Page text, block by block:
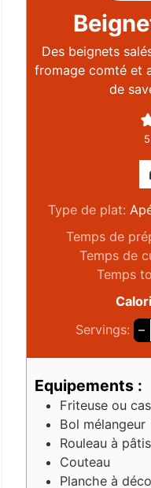
Des beignets
fromage comté et
de
5
Type de plat:
Temps de
Temps de
Temps
Servings: –
Equipements :
Friteuse ou
Bol mélangeur
Rouleau à
Couteau
Planche à